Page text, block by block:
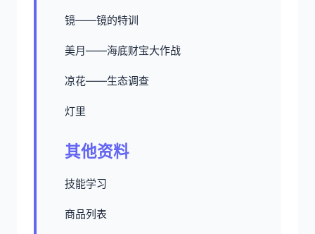
镜——镜的特训
美月——海底财宝大作战
凉花——生态调查
灯里
其他资料
技能学习
商品列表